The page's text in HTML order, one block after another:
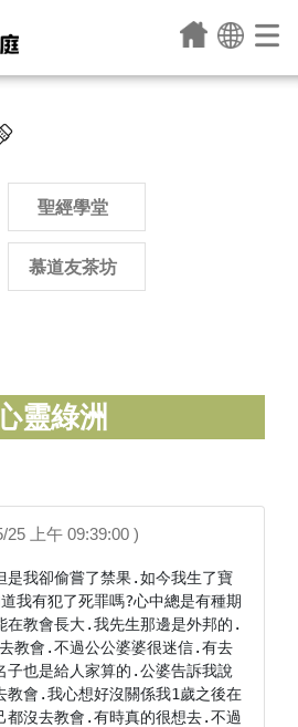
聖經學堂
慕道友茶坊
靈綠洲
25 上午 09:39:00 )
是我卻偷嘗了禁果.如今我生了寶
我有犯了死罪嗎?心中總是有種期
在教會長大.我先生那邊是外邦的.
教會.不過公公婆婆很迷信.有去
子也是給人家算的.公婆告訴我說
教會.我心想好沒關係我1歲之後在
都沒去教會.有時真的很想去.不過